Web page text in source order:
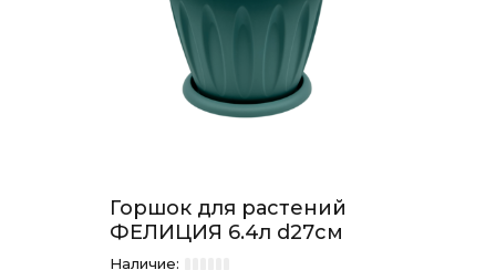
Горшок для растений
ФЕЛИЦИЯ 6.4л d27см
Наличие: